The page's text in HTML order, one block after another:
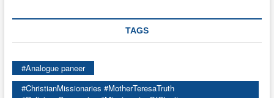
TAGS
#Analogue paneer
#ChristianMissionaries #MotherTeresaTruth